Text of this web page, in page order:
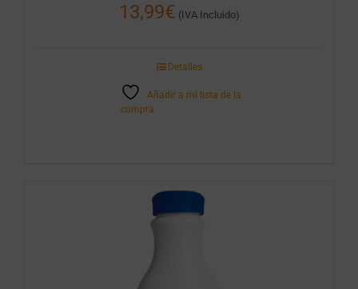
13,99€ (IVA Incluido)
Detalles
Añadir a mi lista de la
compra